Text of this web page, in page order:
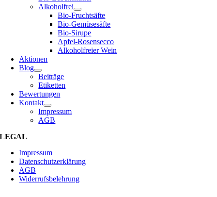
Alkoholfrei
Bio-Fruchtsäfte
Bio-Gemüsesäfte
Bio-Sirupe
Apfel-Rosensecco
Alkoholfreier Wein
Aktionen
Blog
Beiträge
Etiketten
Bewertungen
Kontakt
Impressum
AGB
LEGAL
Impressum
Datenschutzerklärung
AGB
Widerrufsbelehrung